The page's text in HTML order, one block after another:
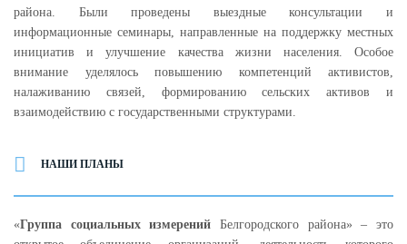
района. Были проведены выездные консультации и
информационные семинары, направленные на поддержку местных
инициатив и улучшение качества жизни населения. Особое
внимание уделялось повышению компетенций активистов,
налаживанию связей, формированию сельских активов и
взаимодействию с государственными структурами.
НАШИ ПЛАНЫ
«Группа социальных измерений Белгородского района» – это